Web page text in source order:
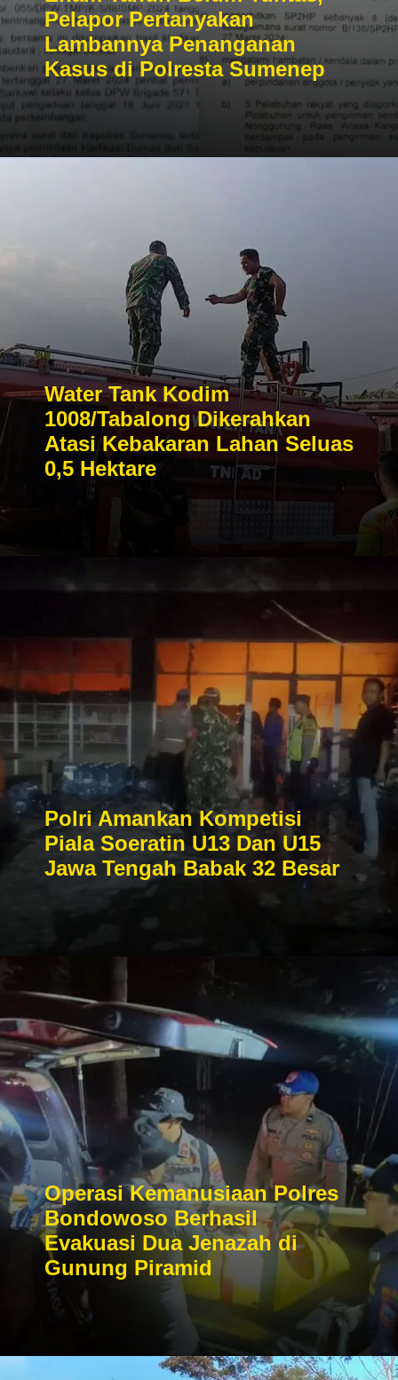
Pelapor Pertanyakan
Lambannya Penanganan
Kasus di Polresta Sumenep
Water Tank Kodim
1008/Tabalong Dikerahkan
Atasi Kebakaran Lahan Seluas
0,5 Hektare
Polri Amankan Kompetisi
Piala Soeratin U13 Dan U15
Jawa Tengah Babak 32 Besar
Operasi Kemanusiaan Polres
Bondowoso Berhasil
Evakuasi Dua Jenazah di
Gunung Piramid